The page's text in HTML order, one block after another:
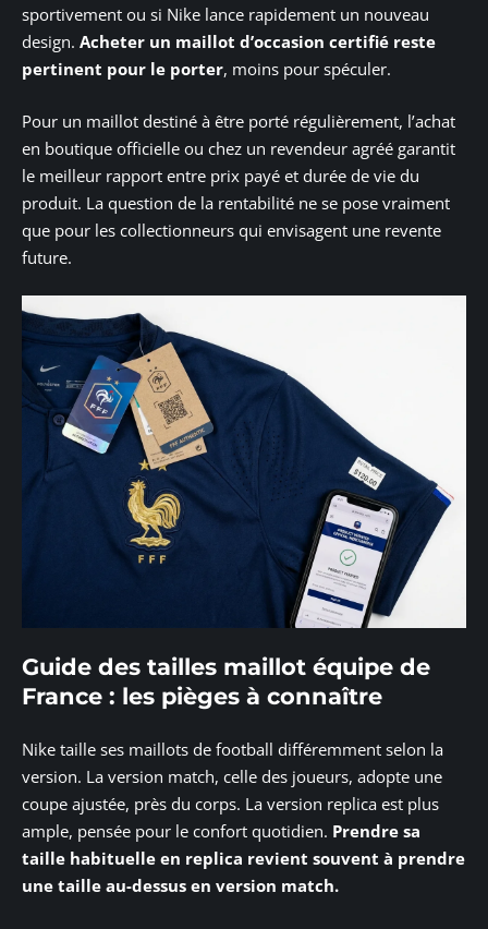
sportivement ou si Nike lance rapidement un nouveau
design. Acheter un maillot d’occasion certifié reste
pertinent pour le porter, moins pour spéculer.
Pour un maillot destiné à être porté régulièrement, l’achat
en boutique officielle ou chez un revendeur agréé garantit
le meilleur rapport entre prix payé et durée de vie du
produit. La question de la rentabilité ne se pose vraiment
que pour les collectionneurs qui envisagent une revente
future.
Guide des tailles maillot équipe de
France : les pièges à connaître
Nike taille ses maillots de football différemment selon la
version. La version match, celle des joueurs, adopte une
coupe ajustée, près du corps. La version replica est plus
ample, pensée pour le confort quotidien. Prendre sa
taille habituelle en replica revient souvent à prendre
une taille au-dessus en version match.